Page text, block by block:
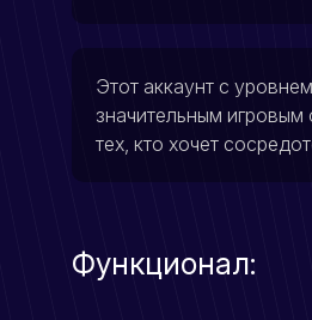
Этот аккаунт с
значительным
тех, кто хочет
Функционал: